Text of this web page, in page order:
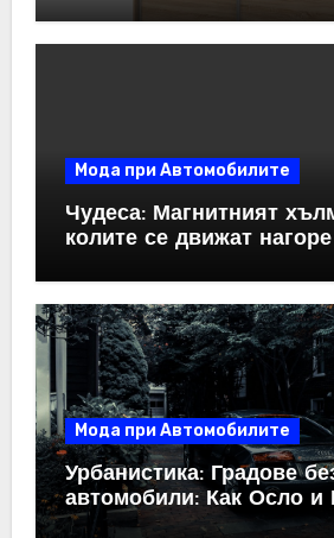
Мода при Автомобилите
Чудеса: Магнитният
колите се движат
Мода при Автомобилите
Урбанистика: Градове
автомобили: Как Осло и
промениха правилата